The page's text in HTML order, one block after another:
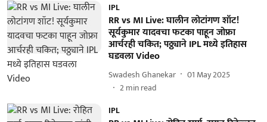
IPL
RR vs MI Live: घालीन लोटांगण शॉट!
सूर्यकुमार यादवचा फटका पाहून जोफ्रा
आर्चरही चकित; पठ्ठ्याने IPL मध्ये इतिहास
घडवला Video
Swadesh Ghanekar
01 May 2025
2min read
IPL